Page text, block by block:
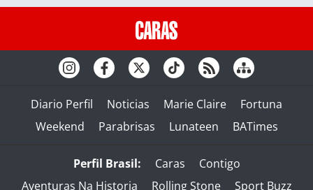
Diario Perfil Noticias Marie Claire
Fortuna
Weekend
Parabrisas Lunateen BATimes
Perfil Brasil: Caras
Contigo
Aventuras Na Historia
Rolling Stone Sport Buzz